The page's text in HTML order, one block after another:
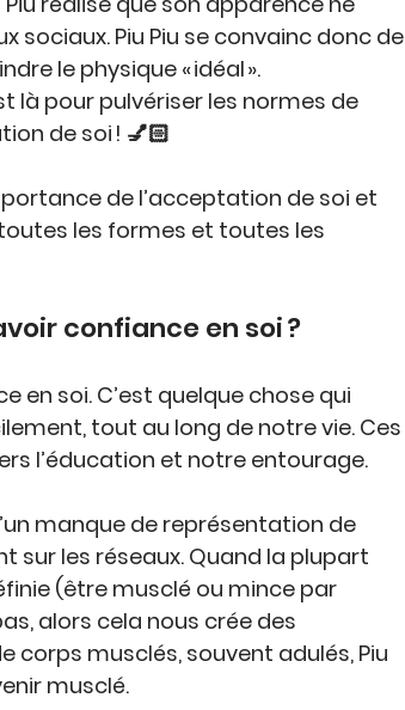
sociaux. Piu Piu se convainc donc de
le physique « idéal ».
là pour pulvériser les normes de
de soi ! 💅🏻
de l’acceptation de soi et
les formes et toutes les
confiance en soi ?
en soi. C’est quelque chose qui
tout au long de notre vie. Ces
l’éducation et notre entourage.
manque de représentation de
sur les réseaux. Quand la plupart
(être musclé ou mince par
alors cela nous crée des
corps musclés, souvent adulés, Piu
musclé.